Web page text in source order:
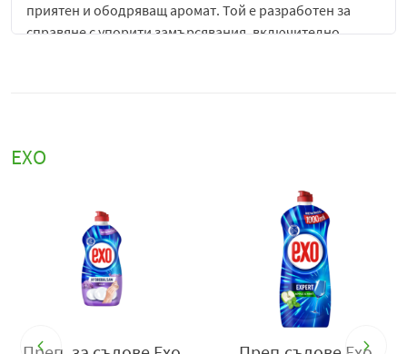
приятен и ободряващ аромат. Той е разработен за
справяне с упорити замърсявания, включително
дълбочина и разгражда замърсяванията без
време и усилия. Препаратът образува гъста и
устойчива пяна, която улеснява почистването и
осигурява равномерно разпределение върху
повърхностите. Това позволява използването на по-
малко количество продукт, като същевременно се
постига висока ефективност.
Комбинацията от аромат на ябълка и мента придава
ЕХО